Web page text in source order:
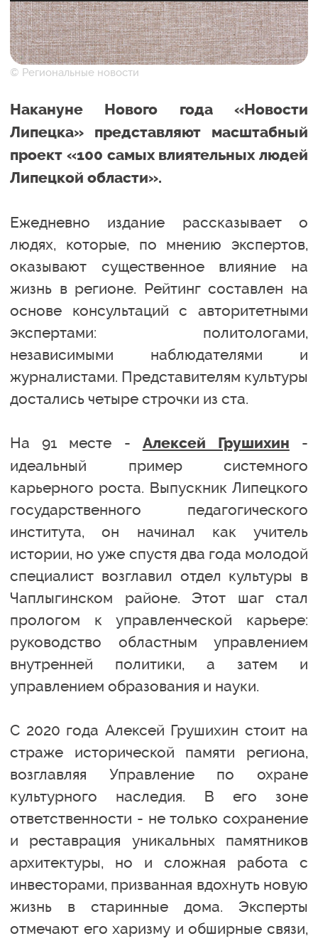
© Региональные новости
Накануне Нового года «Новости
Липецка» представляют масштабный
проект «100 самых влиятельных людей
Липецкой области».
Ежедневно издание рассказывает о
людях, которые, по мнению экспертов,
оказывают существенное влияние на
жизнь в регионе. Рейтинг составлен на
основе консультаций с авторитетными
экспертами: политологами,
независимыми наблюдателями и
журналистами. Представителям культуры
достались четыре строчки из ста.
На 91 месте - Алексей Грушихин -
идеальный пример системного
карьерного роста. Выпускник Липецкого
государственного педагогического
института, он начинал как учитель
истории, но уже спустя два года молодой
специалист возглавил отдел культуры в
Чаплыгинском районе. Этот шаг стал
прологом к управленческой карьере:
руководство областным управлением
внутренней политики, а затем и
управлением образования и науки.
С 2020 года Алексей Грушихин стоит на
страже исторической памяти региона,
возглавляя Управление по охране
культурного наследия. В его зоне
ответственности - не только сохранение
и реставрация уникальных памятников
архитектуры, но и сложная работа с
инвесторами, призванная вдохнуть новую
жизнь в старинные дома. Эксперты
отмечают его харизму и обширные связи,